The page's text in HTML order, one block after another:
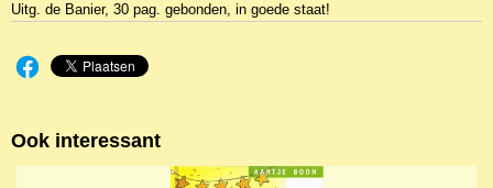
Uitg. de Banier, 30 pag. gebonden, in goede staat!
Ook interessant